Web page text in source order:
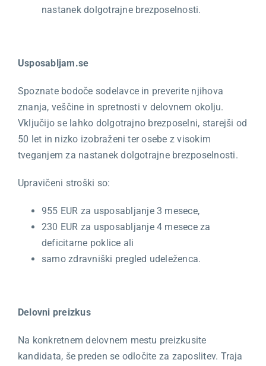
nastanek dolgotrajne brezposelnosti.
Usposabljam.se
Spoznate bodoče sodelavce in preverite njihova
znanja, veščine in spretnosti v delovnem okolju.
Vključijo se lahko dolgotrajno brezposelni, starejši od
50 let in nizko izobraženi ter osebe z visokim
tveganjem za nastanek dolgotrajne brezposelnosti.
Upravičeni stroški so:
955 EUR za usposabljanje 3 mesece,
230 EUR za usposabljanje 4 mesece za
deficitarne poklice ali
samo zdravniški pregled udeleženca.
Delovni preizkus
Na konkretnem delovnem mestu preizkusite
kandidata, še preden se odločite za zaposlitev. Traja